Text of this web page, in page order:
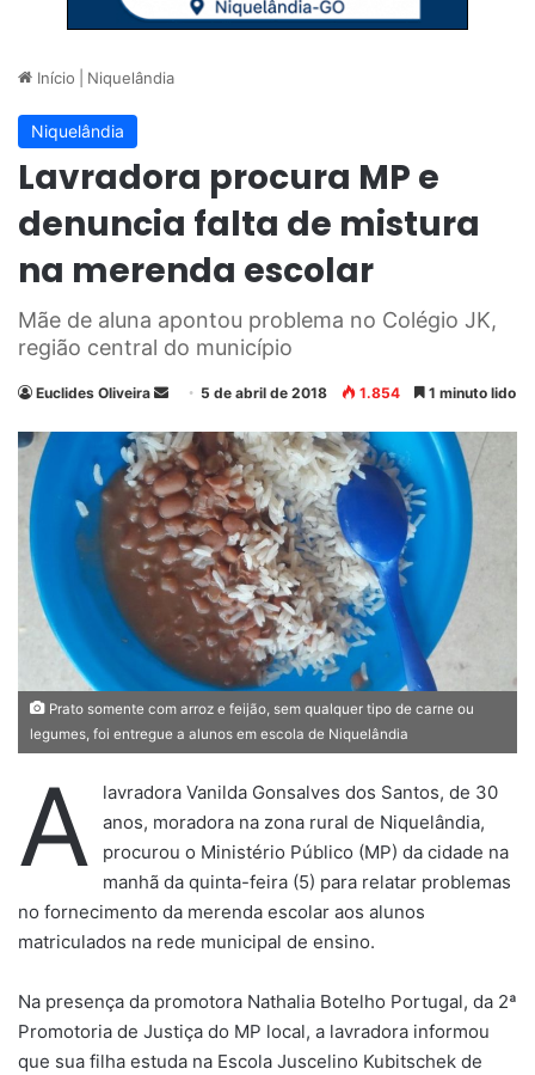
Início Niquelândia
Niquelândia
Lavradora procura MP e
denuncia falta de mistura
na merenda escolar
Mãe de aluna apontou problema no Colégio JK,
região central do município
Euclides Oliveira
n
d
e
u
m
e
-
a
i
l
5 de abril de 2018 1.854 1 minuto lido
Prato somente com arroz e feijão, sem qualquer tipo de carne ou
legumes, foi entregue a alunos em escola de Niquelândia
A
lavradora Vanilda Gonsalves dos Santos, de 30
anos, moradora na zona rural de Niquelândia,
procurou o Ministério Público (MP) da cidade na
manhã da quinta-feira (5) para relatar problemas
no fornecimento da merenda escolar aos alunos
matriculados na rede municipal de ensino.
Na presença da promotora Nathalia Botelho Portugal, da 2ª
Promotoria de Justiça do MP local, a lavradora informou
que sua filha estuda na Escola Juscelino Kubitschek de